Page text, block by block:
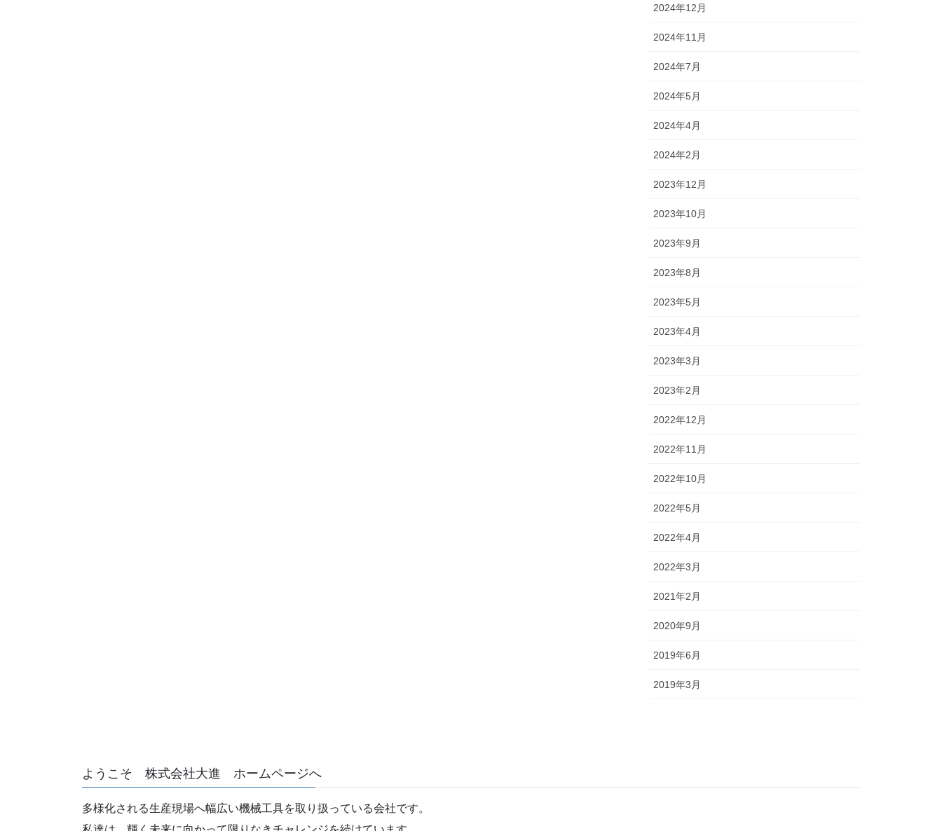
2024年12月
2024年11月
2024年7月
2024年5月
2024年4月
2024年2月
2023年12月
2023年10月
2023年9月
2023年8月
2023年5月
2023年4月
2023年3月
2023年2月
2022年12月
2022年11月
2022年10月
2022年5月
2022年4月
2022年3月
2021年2月
2020年9月
2019年6月
2019年3月
ようこそ 株式会社大進 ホームページへ
多様化される生産現場へ幅広い機械工具を取り扱っている会社です。